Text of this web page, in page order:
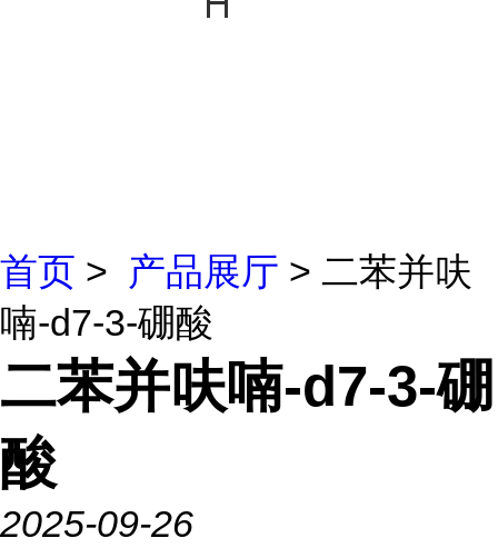
首页 > 产品展厅 > 二苯并呋
喃-d7-3-硼酸
二苯并呋喃-d7-3-硼
酸
2025-09-26